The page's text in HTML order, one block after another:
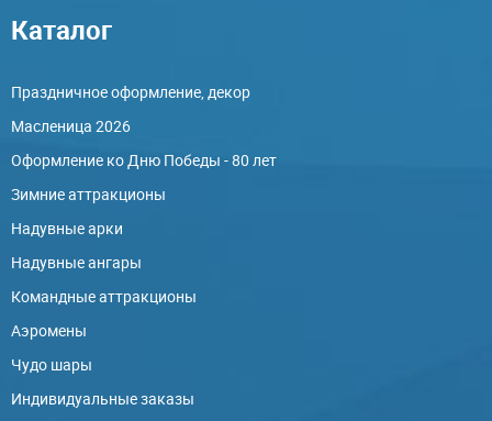
Каталог
Праздничное оформление, декор
Масленица 2026
Оформление ко Дню Победы - 80 лет
Зимние аттракционы
Надувные арки
Надувные ангары
Командные аттракционы
Аэромены
Чудо шары
Индивидуальные заказы